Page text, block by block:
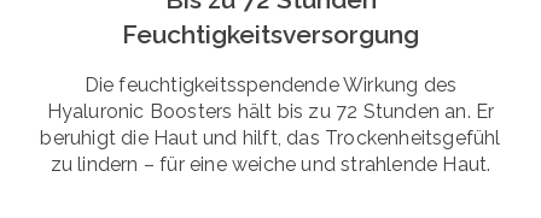
Feuchtigkeitsversorgung
Die feuchtigkeitsspendende Wirkung des
Hyaluronic Boosters hält bis zu 72 Stunden an. Er
beruhigt die Haut und hilft, das Trockenheitsgefühl
zu lindern – für eine weiche und strahlende Haut.